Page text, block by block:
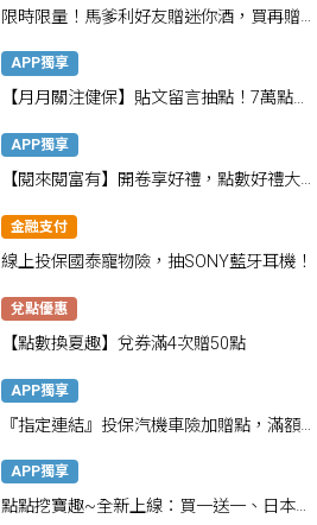
限時限量！馬爹利好友贈迷你酒，買再贈禮
APP獨享
【月月關注健保】貼文留言抽點！7萬點大
APP獨享
【閱來閱富有】開卷享好禮，點數好禮大放
金融支付
線上投保國泰寵物險，抽SONY藍牙耳機！
兌點優惠
【點數換夏趣】兌券滿4次贈50點
APP獨享
『指定連結』投保汽機車險加贈點，滿額最
APP獨享
點點挖寶趣~全新上線：買一送一、日本優